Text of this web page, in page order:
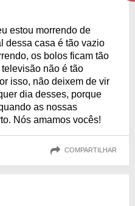
estou morrendo de
dessa casa é tão vazio
os bolos ficam tão
não é tão
isso, não deixem de vir
dia desses, porque
as nossas
Nós amamos vocês!
COMPARTILHAR